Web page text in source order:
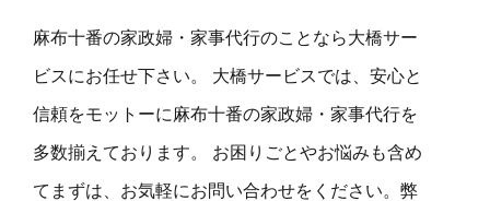
麻布十番の家政婦・家事代行のことなら大橋サー
ビスにお任せ下さい。 大橋サービスでは、安心と
信頼をモットーに麻布十番の家政婦・家事代行を
多数揃えております。 お困りごとやお悩みも含め
てまずは、お気軽にお問い合わせをください。弊